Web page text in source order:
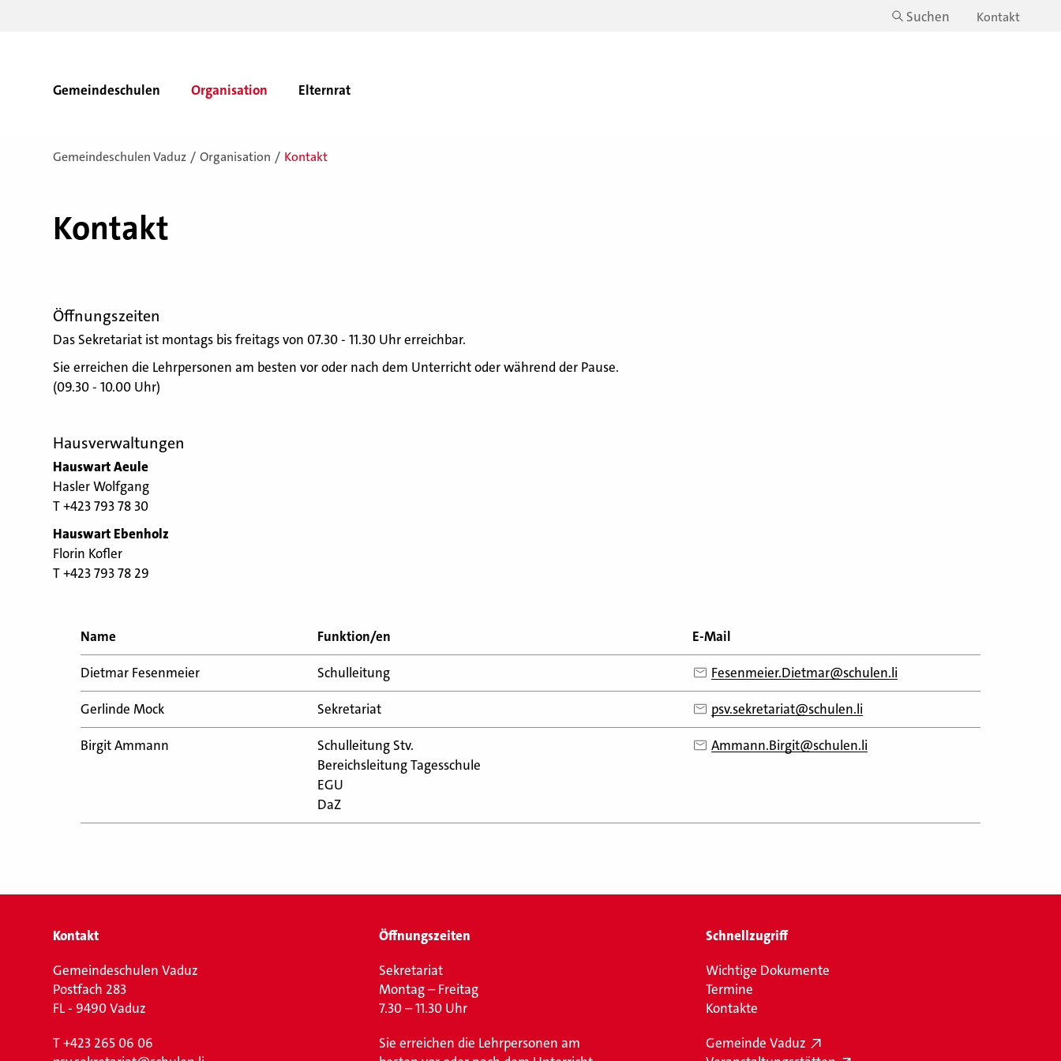
Suchen Kontakt
Gemeindeschulen Organisation Elternrat
Gemeindeschulen Vaduz Organisation Kontakt
Kontakt
Öffnungszeiten
Das Sekretariat ist montags bis freitags von 07.30 - 11.30 Uhr erreichbar.
Sie erreichen die Lehrpersonen am besten vor oder nach dem Unterricht oder während der Pause.
(09.30 - 10.00 Uhr)
Hausverwaltungen
Hauswart Aeule
Hasler Wolfgang
T +423 793 78 30
Hauswart Ebenholz
Florin Kofler
T +423 793 78 29
Name Funktion/en E-Mail
Dietmar Fesenmeier Schulleitung Fesenmeier.Dietmar@schulen.li
Gerlinde Mock Sekretariat psv.sekretariat@schulen.li
Birgit Ammann
Schulleitung Stv.
Bereichsleitung Tagesschule
EGU
DaZ
Ammann.Birgit@schulen.li
Kontakt
Gemeindeschulen Vaduz
Postfach 283
FL - 9490 Vaduz
T+423 265 06 06
Öffnungszeiten
Sekretariat
Montag – Freitag
7.30 – 11.30 Uhr
Sie erreichen die Lehrpersonen am
Schnellzugriff
Wichtige Dokumente
Termine
Kontakte
Gemeinde Vaduz